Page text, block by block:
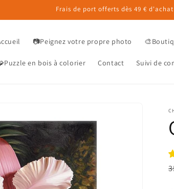
Frais de port offerts dès 49 € d'achat
📷Peignez votre propre photo
en bois à colorier Contact Suivi de